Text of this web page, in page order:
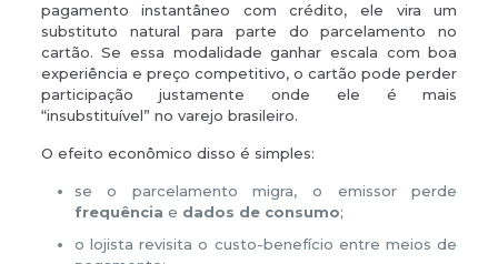
pagamento instantâneo com crédito, ele vira um
substituto natural para parte do parcelamento no
cartão. Se essa modalidade ganhar escala com boa
experiência e preço competitivo, o cartão pode perder
participação justamente onde ele é mais
“insubstituível” no varejo brasileiro.
O efeito econômico disso é simples:
se o parcelamento migra, o emissor perde
frequência e dados de consumo;
o lojista revisita o custo-benefício entre meios de